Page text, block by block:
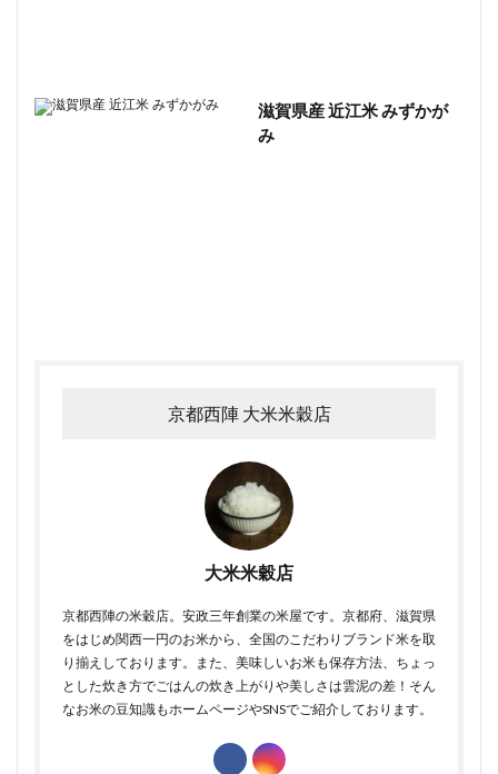
滋賀県産 近江米 みずかが
み
京都西陣 大米米穀店
大米米穀店
京都西陣の米穀店。安政三年創業の米屋です。京都府、滋賀県
をはじめ関西一円のお米から、全国のこだわりブランド米を取
り揃えしております。また、美味しいお米も保存方法、ちょっ
とした炊き方でごはんの炊き上がりや美しさは雲泥の差！そん
なお米の豆知識もホームページやSNSでご紹介しております。